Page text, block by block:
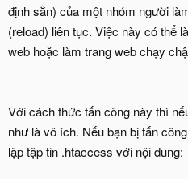
định sẵn) của một nhóm người
(reload) liên tục. Việc này có thể
web hoặc làm trang web chạy
Với cách thức tấn công này thì
như là vô ích. Nếu bạn bị tấn
lập tập tin .htaccess với nội dung: